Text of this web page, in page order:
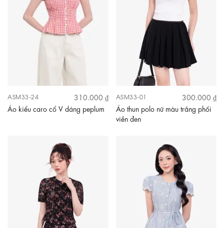
ASM33-24
310.000 ₫
Áo kiểu caro cổ V dáng peplum
ASM33-01
300.000 ₫
Áo thun polo nữ màu trắng phối
viền đen